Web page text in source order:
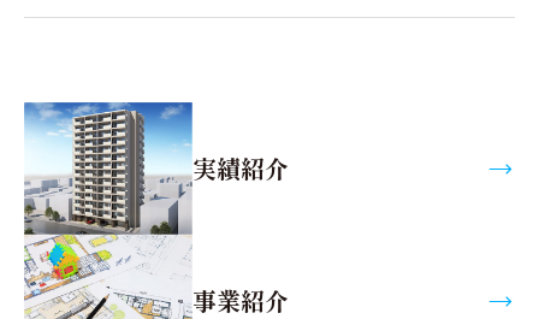
実績紹介
事業紹介